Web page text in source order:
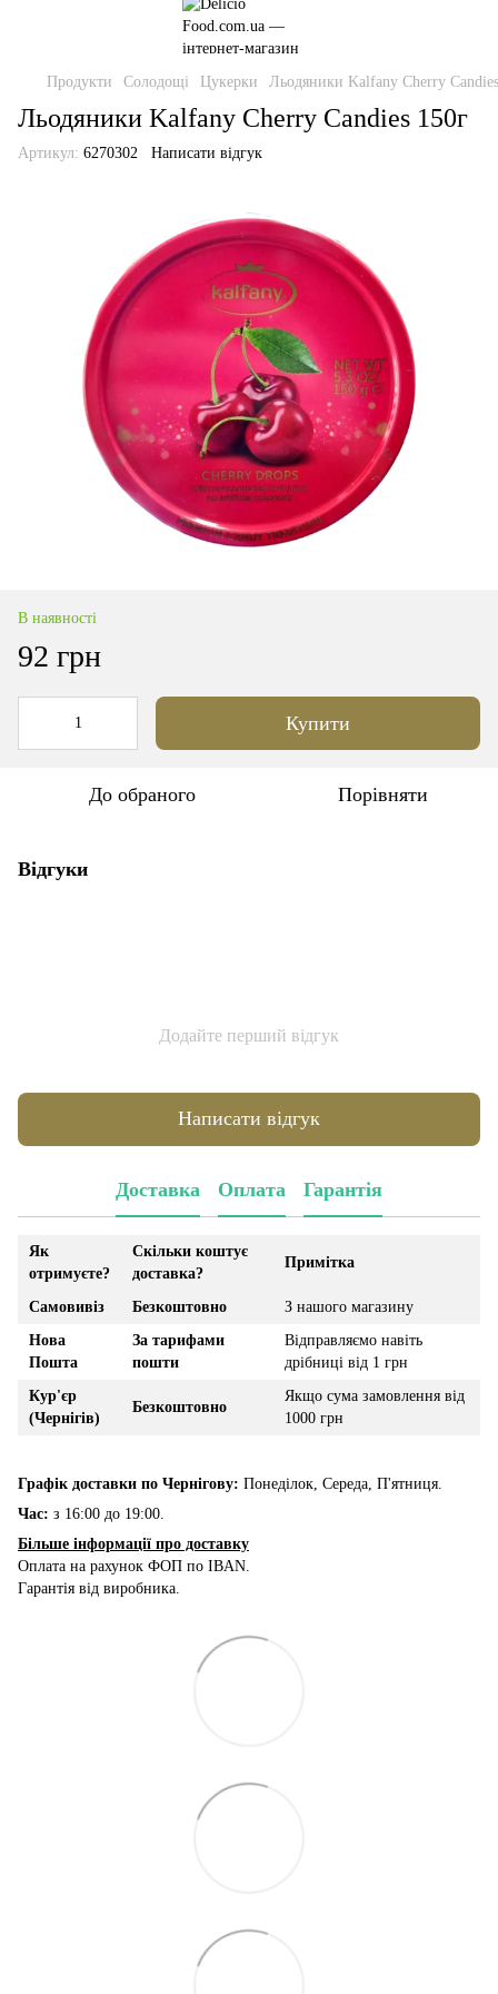
Продукти Солодощі Цукерки Льодяники Kalfany Cherry
Льодяники Kalfany Cherry Candies 150г
Артикул: 6270302 Написати відгук
В наявності
92 грн
Купити
До обраного Порівняти
Відгуки
Додайте перший відгук
Написати відгук
Доставка Оплата Гарантія
Як
отримуєте?
Скільки коштує
доставка?
Примітка
Самовивіз Безкоштовно
З нашого магазину
Нова
Пошта
За тарифами
пошти
Відправляємо навіть
дрібниці від 1 грн
Кур'єр
(Чернігів)
Безкоштовно
Якщо сума замовлення від
1000 грн
Графік доставки по Чернігову: Понеділок, Середа, П'ятниця.
Час: з 16:00 до 19:00.
Більше інформації про доставку
Оплата на рахунок ФОП по IBAN.
Гарантія від виробника.